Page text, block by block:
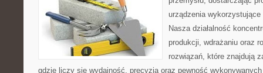
urządzenia
Nasza działalność
produkcji, wdrażaniu oraz
rozwiązań, które znajdują
gdzie liczy się wydajność, precyzja oraz pewność